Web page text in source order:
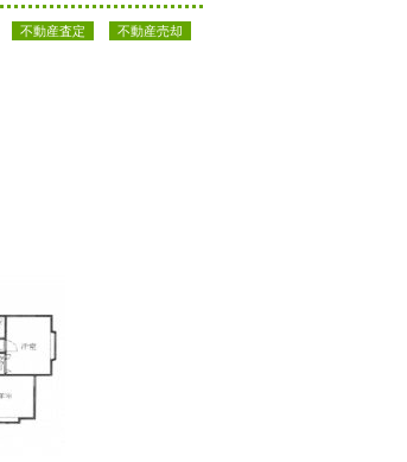
不動産査定 不動産売却